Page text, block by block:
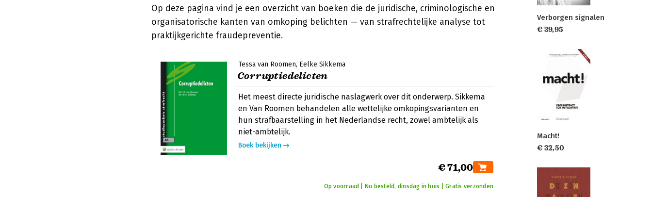
Op deze pagina vind je een overzicht van boeken die de juridische, criminologische en
organisatorische kanten van omkoping belichten — van strafrechtelijke analyse tot
praktijkgerichte fraudepreventie.
Tessa van Roomen Eelke Sikkema
Corruptiedelicten
Het meest directe juridische naslagwerk over dit onderwerp. Sikkema
en Van Roomen behandelen alle wettelijke omkopingsvarianten en
hun strafbaarstelling in het Nederlandse recht, zowel ambtelijk als
niet-ambtelijk.
Boek bekijken
€ 71,00
Op voorraad | Nu besteld, dinsdag in huis | Gratis verzonden
Verborgen signalen
€ 39,95
Macht!
€ 32,50